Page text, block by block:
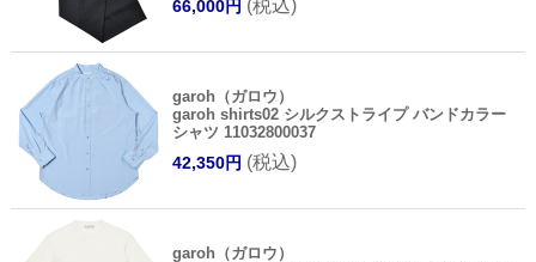
66,000円 (税込)
garoh（ガロウ）
garoh shirts02 シルクストライプ バンドカラー
シャツ 11032800037
42,350円 (税込)
garoh（ガロウ）